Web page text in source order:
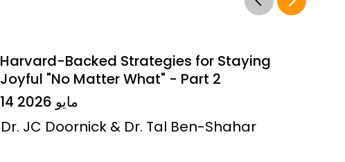
Harvard-Backed Strategies for Staying
Joyful "No Matter What" - Part 2
14 مايو 2026
Dr. JC Doornick & Dr. Tal Ben-Shahar